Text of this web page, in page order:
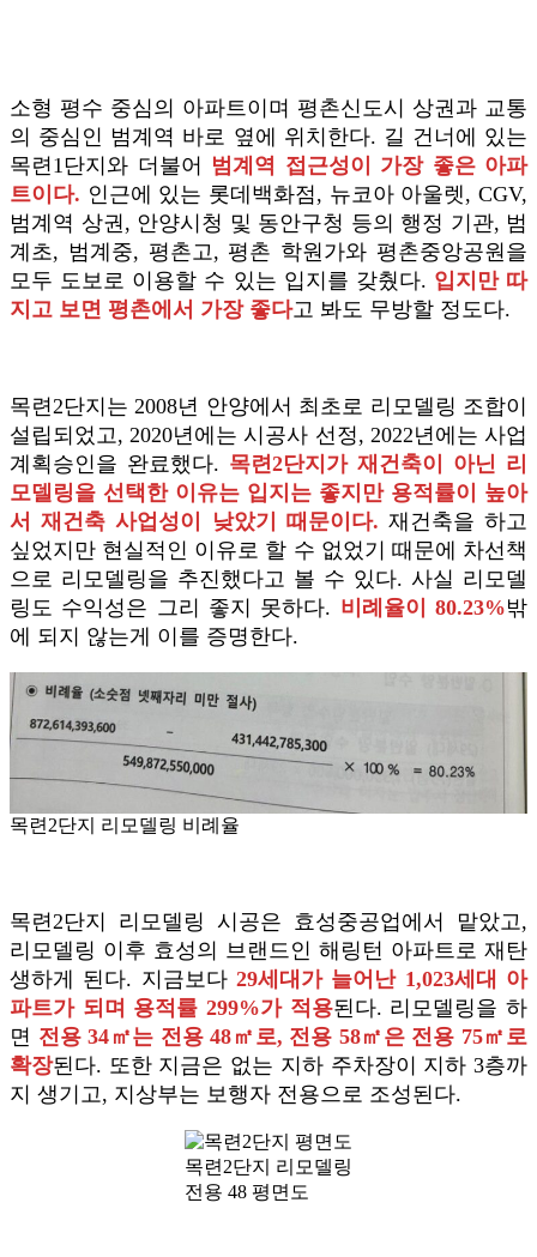
소형 평수 중심의 아파트이며 평촌신도시 상권과 교통
의 중심인 범계역 바로 옆에 위치한다. 길 건너에 있는
목련1단지와 더불어 범계역 접근성이 가장 좋은 아파
트이다. 인근에 있는 롯데백화점, 뉴코아 아울렛, CGV,
범계역 상권, 안양시청 및 동안구청 등의 행정 기관, 범
계초, 범계중, 평촌고, 평촌 학원가와 평촌중앙공원을
모두 도보로 이용할 수 있는 입지를 갖췄다. 입지만 따
지고 보면 평촌에서 가장 좋다고 봐도 무방할 정도다.
목련2단지는 2008년 안양에서 최초로 리모델링 조합이
설립되었고, 2020년에는 시공사 선정, 2022년에는 사업
계획승인을 완료했다. 목련2단지가 재건축이 아닌 리
모델링을 선택한 이유는 입지는 좋지만 용적률이 높아
서 재건축 사업성이 낮았기 때문이다. 재건축을 하고
싶었지만 현실적인 이유로 할 수 없었기 때문에 차선책
으로 리모델링을 추진했다고 볼 수 있다. 사실 리모델
링도 수익성은 그리 좋지 못하다. 비례율이 80.23%밖
에 되지 않는게 이를 증명한다.
목련2단지 리모델링 비례율
목련2단지 리모델링 시공은 효성중공업에서 맡았고,
리모델링 이후 효성의 브랜드인 해링턴 아파트로 재탄
생하게 된다. 지금보다 29세대가 늘어난 1,023세대 아
파트가 되며 용적률 299%가 적용된다. 리모델링을 하
면 전용 34㎡는 전용 48㎡로, 전용 58㎡은 전용 75㎡로
확장된다. 또한 지금은 없는 지하 주차장이 지하 3층까
지 생기고, 지상부는 보행자 전용으로 조성된다.
목련2단지 리모델링
전용 48 평면도